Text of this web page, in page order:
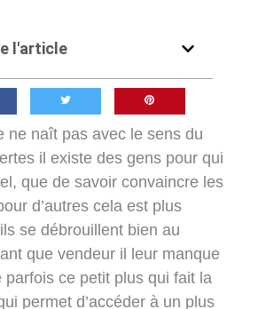
l'article
ne naît pas avec le sens du
il existe des gens pour qui
que de savoir convaincre les
d’autres cela est plus
se débrouillent bien au
que vendeur il leur manque
parfois ce petit plus qui fait la
permet d’accéder à un plus